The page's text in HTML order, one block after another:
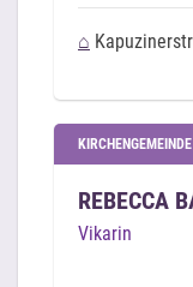
⌂
KIRCHENGEMEINDE
REBECCA
Vikarin